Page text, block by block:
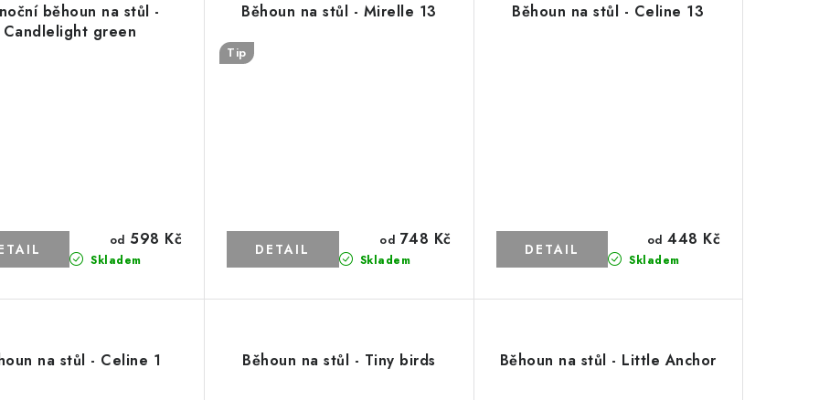
běhoun na stůl -
Candlelight green
Skladem
od 598 Kč
Běhoun na stůl - Mirelle 13
Tip
Skladem
od 748 Kč
Běhoun na stůl - Celine 13
Skladem
od 448 Kč
na stůl - Celine 1 Běhoun na stůl - Tiny birds Běhoun na stůl - Little Anchor